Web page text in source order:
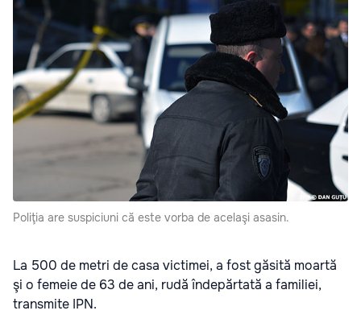
Poliţia are suspiciuni că este vorba de acelaşi asasin.
La 500 de metri de casa victimei, a fost găsită moartă
şi o femeie de 63 de ani, rudă îndepărtată a familiei,
transmite IPN.